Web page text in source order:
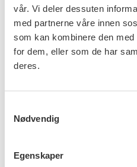
vår. Vi deler dessuten
med partnerne våre innen
som kan kombinere den
for dem, eller som de har
deres.
Nødvendig
Egenskaper
SE OGSÅ:Slik kontakter